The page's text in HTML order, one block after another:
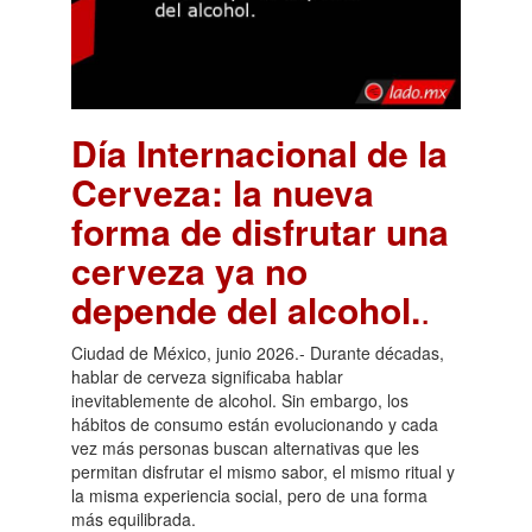
Día Internacional de la
Cerveza: la nueva
forma de disfrutar una
cerveza ya no
depende del alcohol..
Ciudad de México, junio 2026.- Durante décadas,
hablar de cerveza significaba hablar
inevitablemente de alcohol. Sin embargo, los
hábitos de consumo están evolucionando y cada
vez más personas buscan alternativas que les
permitan disfrutar el mismo sabor, el mismo ritual y
la misma experiencia social, pero de una forma
más equilibrada.